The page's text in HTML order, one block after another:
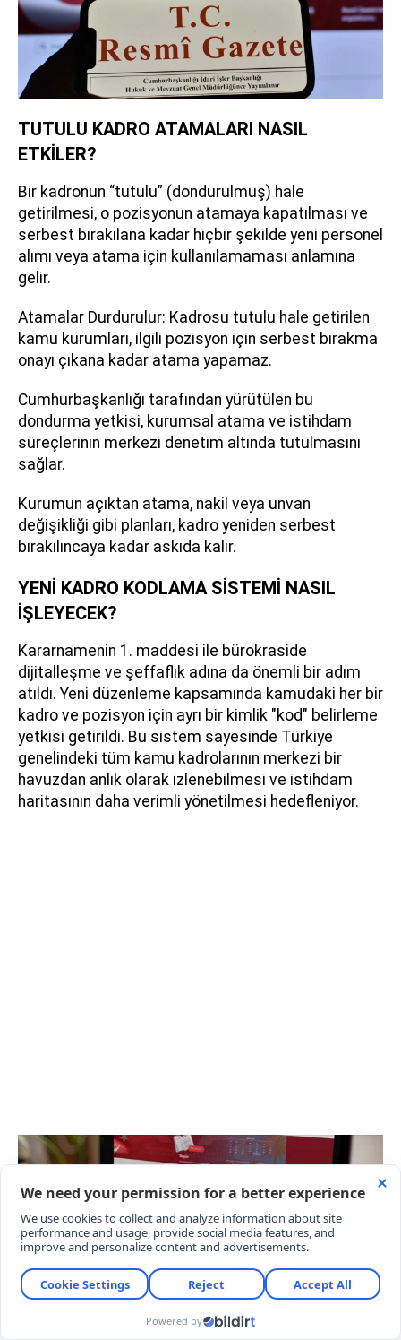
TUTULU KADRO ATAMALARI NASIL
ETKİLER?
Bir kadronun “tutulu” (dondurulmuş) hale
getirilmesi, o pozisyonun atamaya kapatılması ve
serbest bırakılana kadar hiçbir şekilde yeni personel
alımı veya atama için kullanılamaması anlamına
gelir.
Atamalar Durdurulur: Kadrosu tutulu hale getirilen
kamu kurumları, ilgili pozisyon için serbest bırakma
onayı çıkana kadar atama yapamaz.
Cumhurbaşkanlığı tarafından yürütülen bu
dondurma yetkisi, kurumsal atama ve istihdam
süreçlerinin merkezi denetim altında tutulmasını
sağlar.
Kurumun açıktan atama, nakil veya unvan
değişikliği gibi planları, kadro yeniden serbest
bırakılıncaya kadar askıda kalır.
YENİ KADRO KODLAMA SİSTEMİ NASIL
İŞLEYECEK?
Kararnamenin 1. maddesi ile bürokraside
dijitalleşme ve şeffaflık adına da önemli bir adım
atıldı. Yeni düzenleme kapsamında kamudaki her bir
kadro ve pozisyon için ayrı bir kimlik "kod" belirleme
yetkisi getirildi. Bu sistem sayesinde Türkiye
genelindeki tüm kamu kadrolarının merkezi bir
havuzdan anlık olarak izlenebilmesi ve istihdam
haritasının daha verimli yönetilmesi hedefleniyor.